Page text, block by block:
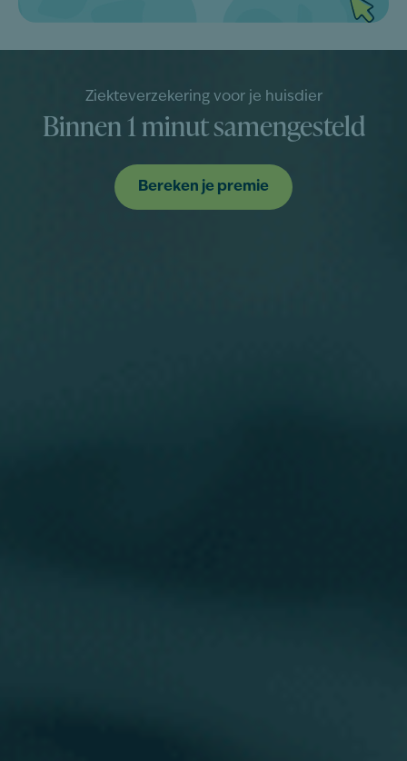
Ziekteverzekering voor je huisdier
Binnen 1 minut samengesteld
Bereken je premie